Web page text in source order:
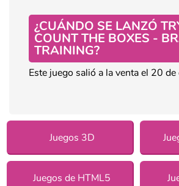
¿CUÁNDO SE LANZÓ
COUNT THE BOXES -
TRAINING?
Este juego salió a la venta el 20
Juegos 3D
Juegos de HTML5